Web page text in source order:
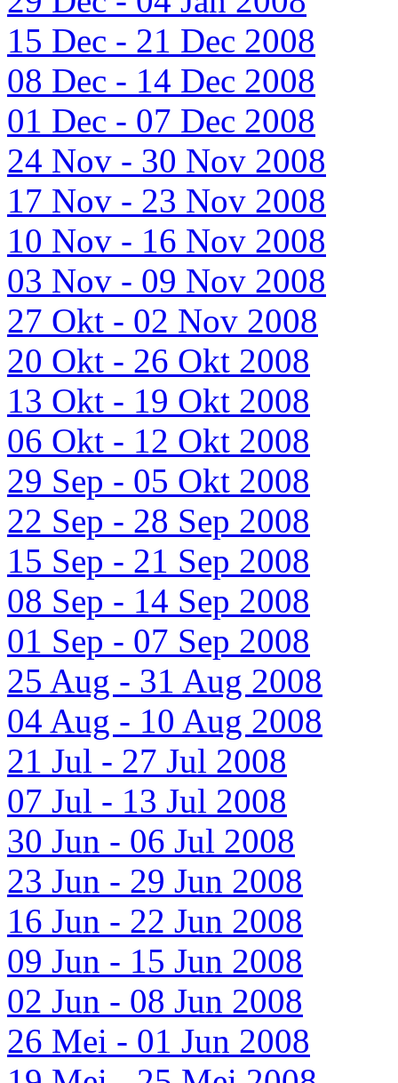
15 Dec - 21 Dec 2008
08 Dec - 14 Dec 2008
01 Dec - 07 Dec 2008
24 Nov - 30 Nov 2008
17 Nov - 23 Nov 2008
10 Nov - 16 Nov 2008
03 Nov - 09 Nov 2008
27 Okt - 02 Nov 2008
20 Okt - 26 Okt 2008
13 Okt - 19 Okt 2008
06 Okt - 12 Okt 2008
29 Sep - 05 Okt 2008
22 Sep - 28 Sep 2008
15 Sep - 21 Sep 2008
08 Sep - 14 Sep 2008
01 Sep - 07 Sep 2008
25 Aug - 31 Aug 2008
04 Aug - 10 Aug 2008
21 Jul - 27 Jul 2008
07 Jul - 13 Jul 2008
30 Jun - 06 Jul 2008
23 Jun - 29 Jun 2008
16 Jun - 22 Jun 2008
09 Jun - 15 Jun 2008
02 Jun - 08 Jun 2008
26 Mei - 01 Jun 2008